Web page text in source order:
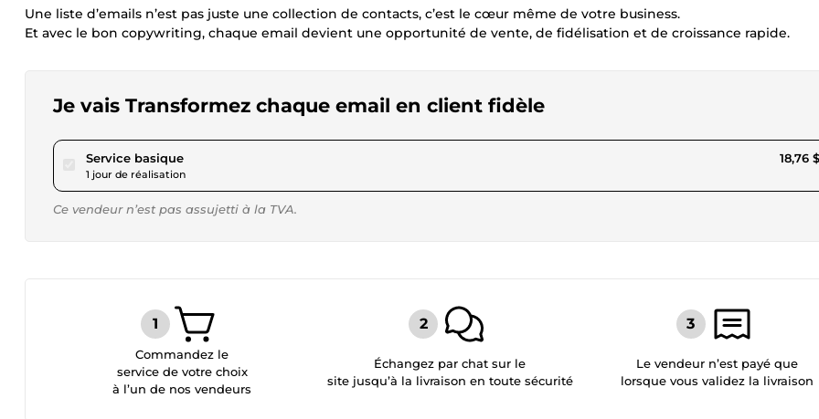
Une liste d’emails n’est pas juste une collection de contacts, c’est le cœur même de votre business.
Et avec le bon copywriting, chaque email devient une opportunité de vente, de fidélisation et de croissance rapide.
Je vais Transformez chaque email en client fidèle
Service basiquepour 17,29 $US
1 jour de réalisation
18,76
Ce vendeur n’est pas assujetti à la TVA.
Commandez le
service de votre choix
à l’un de nos vendeurs
Échangez par chat sur le
site jusqu’à la livraison en toute sécurité
Le vendeur n’est payé que
lorsque vous validez la livraison